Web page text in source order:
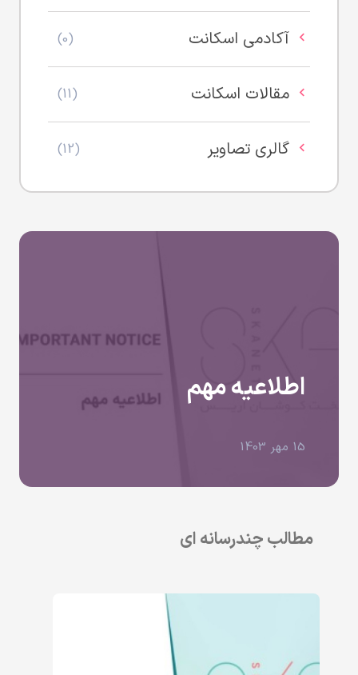
آکادمی اسکانت (0)
مقالات اسکانت (11)
گالری تصاویر (12)
اطلاعیه مهم
15 مهر 1403
مطالب چندرسانه ای